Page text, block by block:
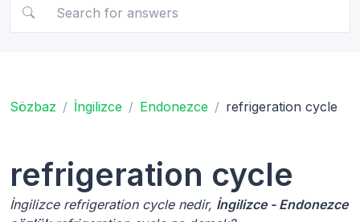
Sözbaz İngilizce Endonezce refrigeration cycle
refrigeration cycle
İngilizce refrigeration cycle nedir, İngilizce - Endonezce